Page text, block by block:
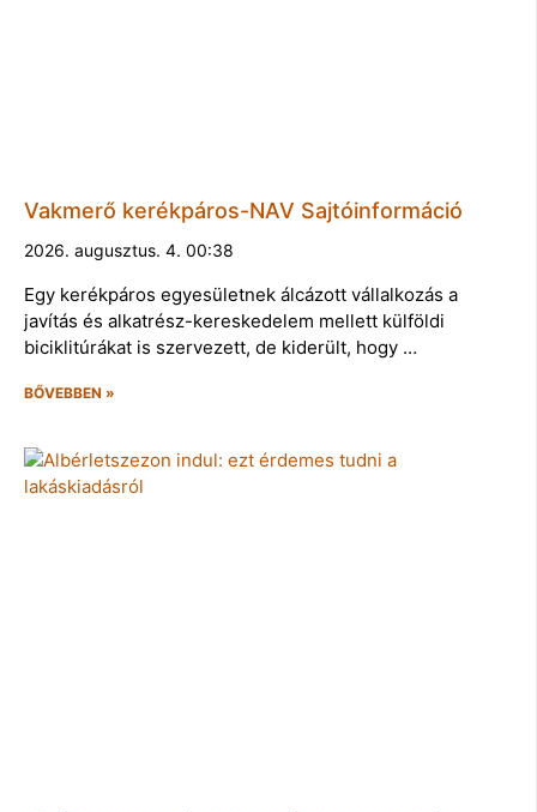
Vakmerő kerékpáros-NAV Sajtóinformáció
2026. augusztus. 4. 00:38
Egy kerékpáros egyesületnek álcázott vállalkozás a
javítás és alkatrész-kereskedelem mellett külföldi
biciklitúrákat is szervezett, de kiderült, hogy …
BŐVEBBEN »